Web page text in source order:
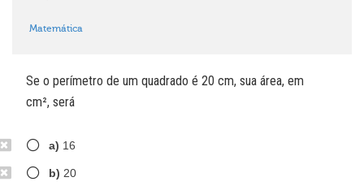
Matemática
Se o perímetro de um quadrado é 20 cm, sua área, em
cm², será
a) 16
b) 20